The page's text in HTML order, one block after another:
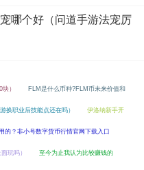
哪个好（问道手游法宠厉
） FLM是什么币种?FLM币未来价值和
换职业后技能点还在吗） 伊洛纳新手开
的？非小号数字货币行情官网下载入口
玩吗） 至今为止我认为比较赚钱的